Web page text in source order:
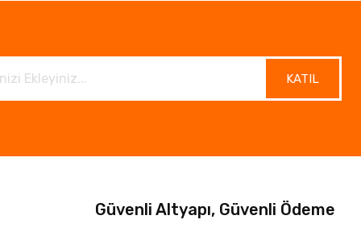
KATIL
Güvenli Altyapı, Güvenli Ödeme